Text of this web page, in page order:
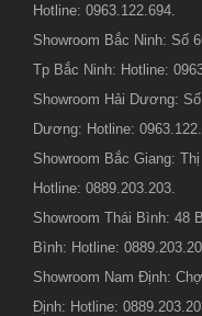
Hotline: 0963.122.694.
Showroom Bắc Ninh: Số
Tp Bắc Ninh: Hotline:
Showroom Hải Dương:
Dương: Hotline:
Showroom Bắc Giang:
Hotline: 0889.203.203.
Showroom Thái Bình: 48
Bình: Hotline:
Showroom Nam Định:
Định: Hotline: